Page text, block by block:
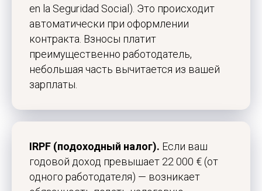
en la Seguridad Social). Это происходит
автоматически при оформлении
контракта. Взносы платит
преимущественно работодатель,
небольшая часть вычитается из вашей
зарплаты.
IRPF (подоходный налог). Если ваш
годовой доход превышает 22 000 € (от
одного работодателя) — возникает
Или напишите вTelegram
Анализ вашего кейса, подбор
программы, подготовка документов
и сопровождение подачи — системно
Получите
студенческую визу
в Испанию без ошибок